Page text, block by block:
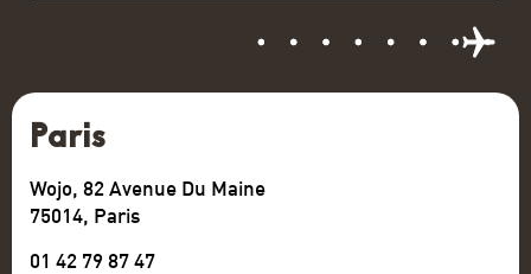
Paris
Wojo, 82 Avenue Du Maine
75014, Paris
01 42 79 87 47